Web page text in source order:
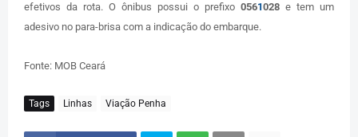
efetivos da rota. O ônibus possui o prefixo 0561028 e tem um
adesivo no para-brisa com a indicação do embarque.
Fonte: MOB Ceará
Tags Linhas Viação Penha